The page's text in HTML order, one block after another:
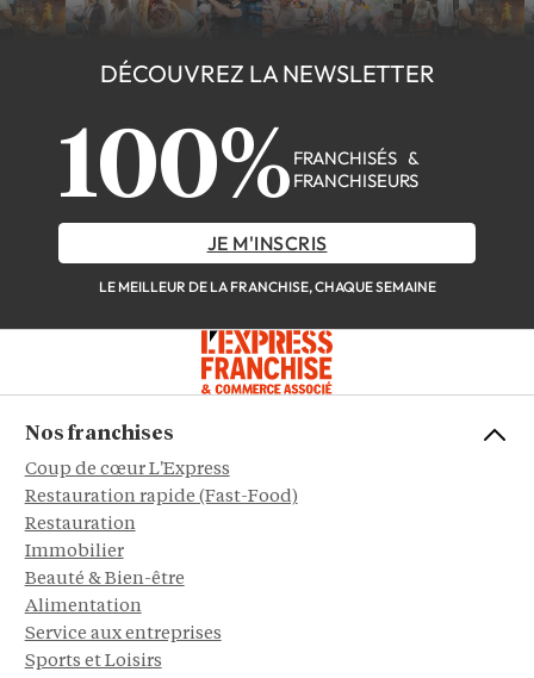
DÉCOUVREZ LA NEWSLETTER
100% FRANCHISÉS &
FRANCHISEURS
JE M'INSCRIS
LE MEILLEUR DE LA FRANCHISE, CHAQUE SEMAINE
Nos franchises
Coup de cœur L'Express
Restauration rapide (Fast-Food)
Restauration
Immobilier
Beauté & Bien-être
Alimentation
Service aux entreprises
Sports et Loisirs